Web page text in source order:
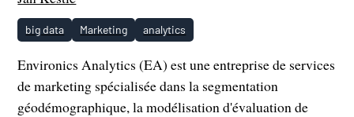
big data Marketing analytics
Environics Analytics (EA) est une entreprise de services
de marketing spécialisée dans la segmentation
géodémographique, la modélisation d'évaluation de